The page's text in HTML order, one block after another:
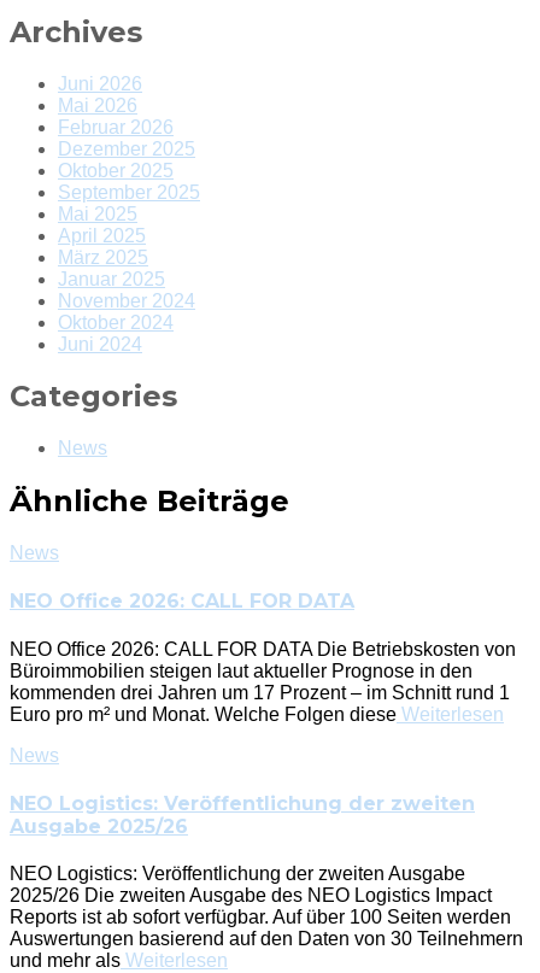
Archives
Juni 2026
Mai 2026
Februar 2026
Dezember 2025
Oktober 2025
September 2025
Mai 2025
April 2025
März 2025
Januar 2025
November 2024
Oktober 2024
Juni 2024
Categories
News
Ähnliche Beiträge
News
NEO Office 2026: CALL FOR DATA
NEO Office 2026: CALL FOR DATA Die Betriebskosten von
Büroimmobilien steigen laut aktueller Prognose in den
kommenden drei Jahren um 17 Prozent – im Schnitt rund 1
Euro pro m² und Monat. Welche Folgen diese Weiterlesen
News
NEO Logistics: Veröffentlichung der zweiten
Ausgabe 2025/26
NEO Logistics: Veröffentlichung der zweiten Ausgabe
2025/26 Die zweiten Ausgabe des NEO Logistics Impact
Reports ist ab sofort verfügbar. Auf über 100 Seiten werden
Auswertungen basierend auf den Daten von 30 Teilnehmern
und mehr als Weiterlesen